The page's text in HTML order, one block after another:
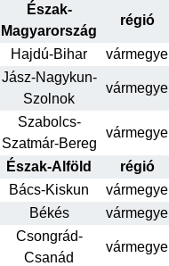
Észak-
Magyarország
régió
Hajdú-Bihar vármegye
Jász-Nagykun-
Szolnok
vármegye
Szabolcs-
Szatmár-Bereg
vármegye
Észak-Alföld régió
Bács-Kiskun
vármegye
Békés
vármegye
Csongrád-
Csanád
vármegye